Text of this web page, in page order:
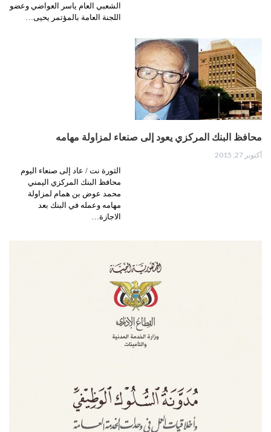
الشعبي العام ياسر العواضي وعضو
اللجنة العامة بالمؤتمر يحيى…
محافظ البنك المركزي يعود إلى صنعاء لمزاولة مهامه
أكتوبر 27, 2015
الثورة نت / عاد إلى صنعاء اليوم
محافظ البنك المركزي اليمني
محمد عوض بن همام لمزاولة
مهامه وعمله في البنك بعد
الاجازة…